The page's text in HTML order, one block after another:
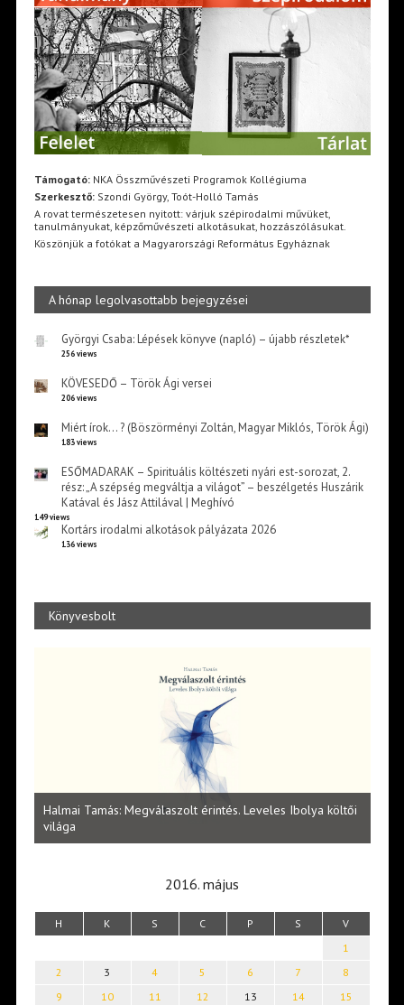
Támogató:NKA Összművészeti Programok Kollégiuma
Szerkesztő:Szondi György, Toót-Holló Tamás
A rovat természetesen nyitott: várjuk szépirodalmi művüket,
tanulmányukat, képzőművészeti alkotásukat, hozzászólásukat.
Köszönjük a fotókat a Magyarországi Református Egyháznak
A hónap legolvasottabb bejegyzései
Györgyi Csaba: Lépések könyve (napló) – újabb részletek*
256 views
KÖVESEDŐ – Török Ági versei
206 views
Miért írok… ? (Böszörményi Zoltán, Magyar Miklós, Török Ági)
183 views
ESŐMADARAK – Spirituális költészeti nyári est-sorozat, 2.
rész: „A szépség megváltja a világot” – beszélgetés Huszárik
Katával és Jász Attilával | Meghívó
149 views
Kortárs irodalmi alkotások pályázata 2026
136 views
Könyvesbolt
Halmai Tamás: Megválaszolt érintés. Leveles Ibolya költői
világa
2016. május
H K S C P S V
1
2
3 4 5 6 7
8
9
10 11 12 13 14
15